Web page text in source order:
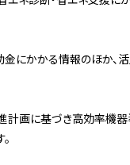
金にかかる情報のほか、
画に基づき高効率機器